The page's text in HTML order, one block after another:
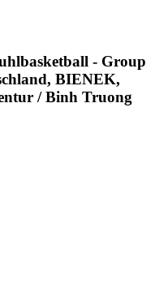
- Group
BIENEK,
/ Binh Truong